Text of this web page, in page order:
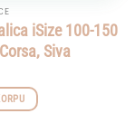
iSize 100-150
Siva